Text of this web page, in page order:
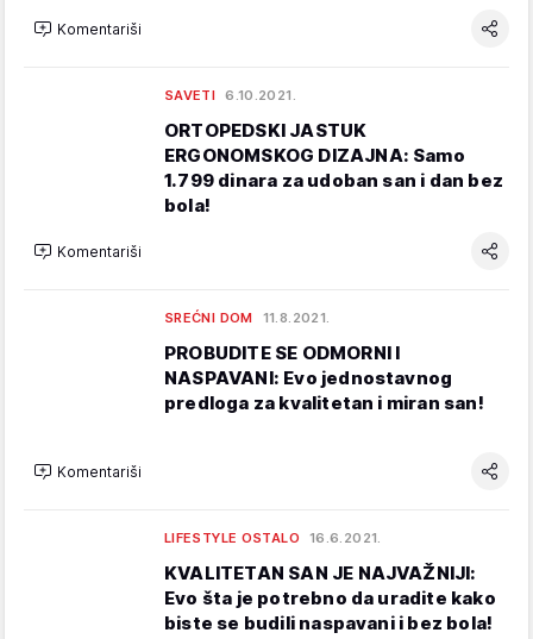
Komentariši
SAVETI 6.10.2021.
ORTOPEDSKI JASTUK
ERGONOMSKOG DIZAJNA: Samo
1.799 dinara za udoban san i dan bez
bola!
Komentariši
SREĆNI DOM 11.8.2021.
PROBUDITE SE ODMORNI I
NASPAVANI: Evo jednostavnog
predloga za kvalitetan i miran san!
Komentariši
LIFESTYLE OSTALO 16.6.2021.
KVALITETAN SAN JE NAJVAŽNIJI:
Evo šta je potrebno da uradite kako
biste se budili naspavani i bez bola!